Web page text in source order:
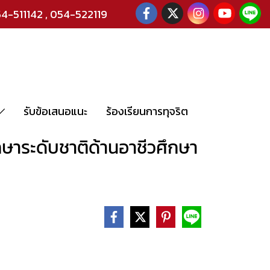
511142 , 054-522119
รับข้อเสนอแนะ ร้องเรียนการทุจริต
ระดับชาติด้านอาชีวศึกษา